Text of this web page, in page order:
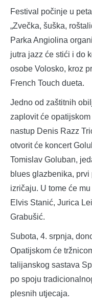
Festival počinje u
„Zvečka, šuška,
Parka Angiolina
jutra jazz će stići i do
osobe Volosko, kroz
French Touch dueta.
Jedno od zaštitnih
zaplovit će
nastup Denis Razz
otvorit će koncert
Tomislav Goluban,
blues glazbenika,
izričaju. U tome će
Elvis Stanić, Jurica
Grabušić.
Subota, 4. srpnja,
Opatijskom će
talijanskog sastava
po spoju
plesnih utjecaja.